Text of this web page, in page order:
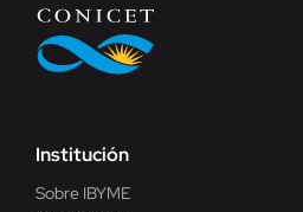
Institución
Sobre IBYME